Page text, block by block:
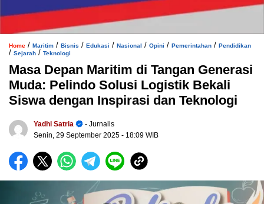
Home / Maritim / Bisnis / Edukasi / Nasional / Opini / Pemerintahan / Pendidikan
/ Sejarah / Teknologi
Masa Depan Maritim di Tangan Generasi
Muda: Pelindo Solusi Logistik Bekali
Siswa dengan Inspirasi dan Teknologi
Yadhi Satria
- Jurnalis
Senin, 29 September 2025 - 18:09 WIB